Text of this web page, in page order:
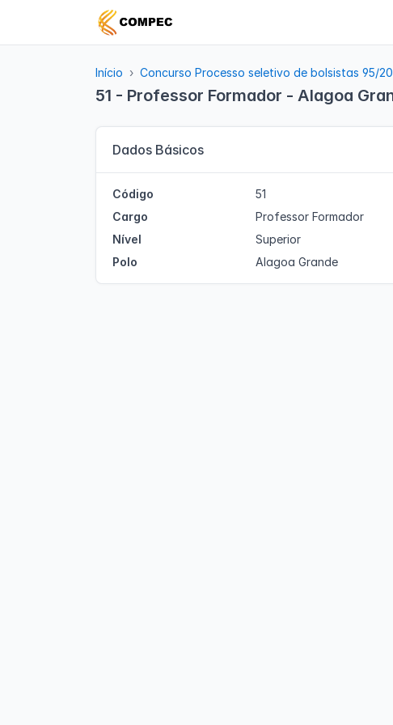
Início Concurso Processo seletivo de bolsistas 95/
51 - Professor Formador - Alagoa
Dados Básicos
Código
51
Cargo
Professor Formador
Nível
Superior
Polo
Alagoa Grande